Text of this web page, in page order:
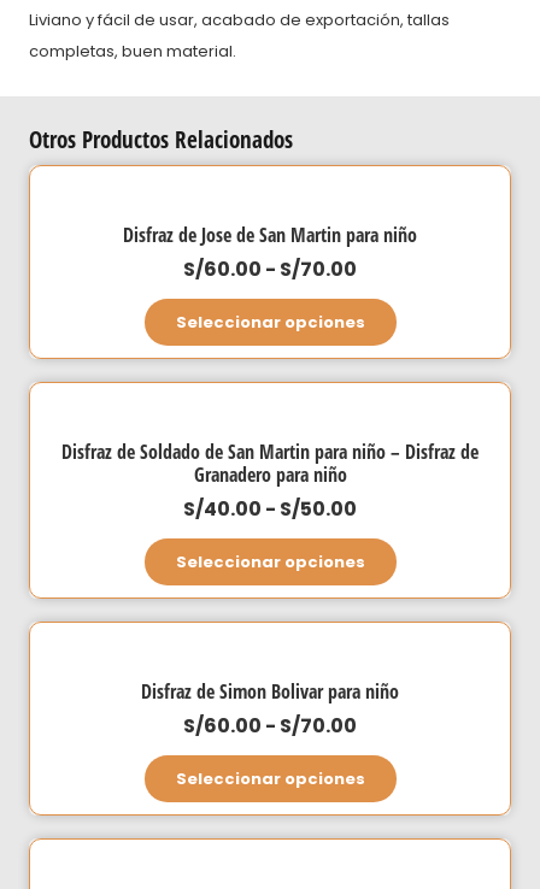
Liviano y fácil de usar, acabado de exportación, tallas
completas, buen material.
Otros Productos Relacionados
Disfraz de Jose de San Martin para niño
S/60.00 - S/70.00
de
precios:
desde
S/70.00
Seleccionar opciones
Este
variantes.
pueden
elegir
en
página
Disfraz de Soldado de San Martin para niño – Disfraz de
Granadero para niño
S/40.00 - S/50.00
de
precios:
desde
S/50.00
Seleccionar opciones
Este
se
elegir
Disfraz de Simon Bolivar para niño
S/60.00 - S/70.00
de
precios:
desde
Seleccionar opciones
Este